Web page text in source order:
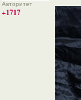
Авторитет
+1717